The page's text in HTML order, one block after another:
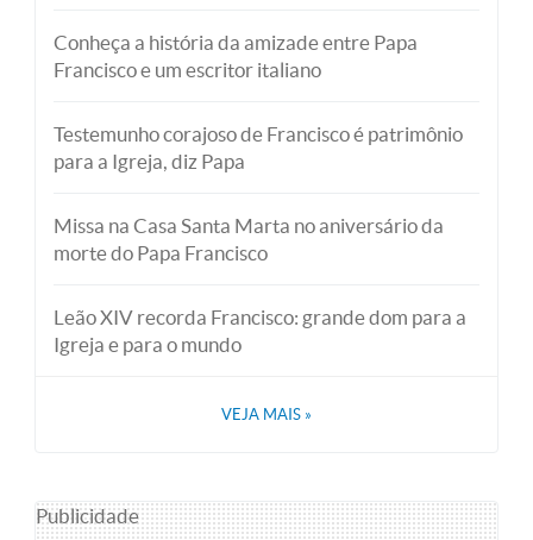
Conheça a história da amizade entre Papa
Francisco e um escritor italiano
Testemunho corajoso de Francisco é patrimônio
para a Igreja, diz Papa
Missa na Casa Santa Marta no aniversário da
morte do Papa Francisco
Leão XIV recorda Francisco: grande dom para a
Igreja e para o mundo
VEJA MAIS »
Publicidade